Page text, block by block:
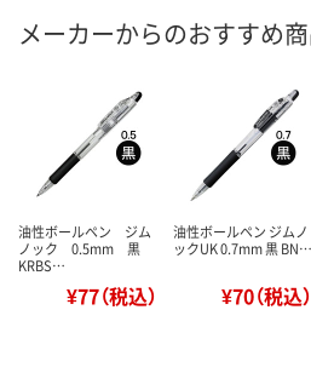
メーカーからのおすすめ
油性ボールペン ジム
ノック 0.5mm 黒
KRBS…
¥77（税込）
油性ボールペン ジムノ
ックUK 0.7mm 黒 BN…
¥70（税込）